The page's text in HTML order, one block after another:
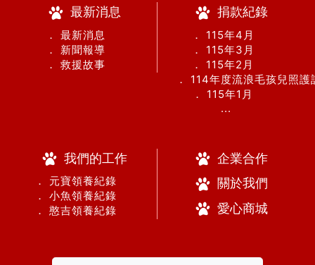
最新消息
． 最新消息
． 新聞報導
． 救援故事
捐款紀錄
． 115年4月
． 115年3月
． 115年2月
． 114年度流浪毛孩兒照
． 115年1月
...
我們的工作
． 元寶領養紀錄
． 小魚領養紀錄
． 憨吉領養紀錄
企業合作
關於我們
愛心商城